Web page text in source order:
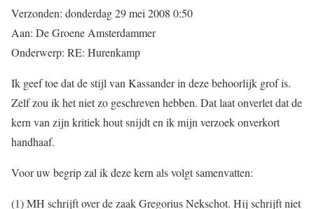
Verzonden: donderdag 29 mei 2008 0:50
Aan: De Groene Amsterdammer
Onderwerp: RE: Hurenkamp
Ik geef toe dat de stijl van Kassander in deze behoorlijk grof is.
Zelf zou ik het niet zo geschreven hebben. Dat laat onverlet dat de
kern van zijn kritiek hout snijdt en ik mijn verzoek onverkort
handhaaf.
Voor uw begrip zal ik deze kern als volgt samenvatten:
(1) MH schrijft over de zaak Gregorius Nekschot. Hij schrijft niet